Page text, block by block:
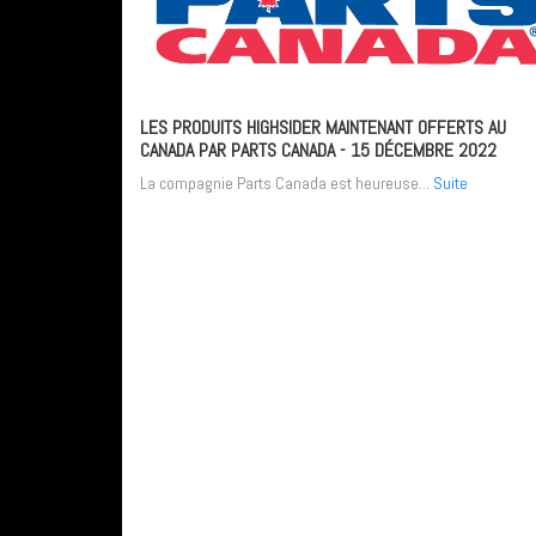
LES PRODUITS HIGHSIDER MAINTENANT OFFERTS AU
CANADA PAR PARTS CANADA- 15 DÉCEMBRE 2022
La compagnie Parts Canada est heureuse... Suite